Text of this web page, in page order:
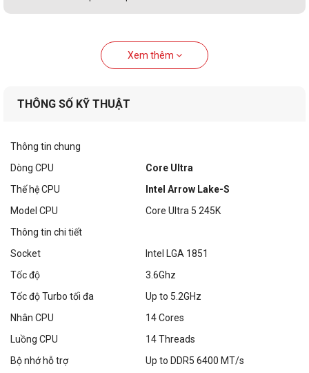
Xem thêm
THÔNG SỐ KỸ THUẬT
Thông tin chung
Dòng CPU
Core Ultra
Thế hệ CPU
Intel Arrow Lake-S
Model CPU
Core Ultra 5 245K
Thông tin chi tiết
Socket
Intel LGA 1851
Tốc độ
3.6Ghz
Tốc độ Turbo tối đa
Up to 5.2GHz
Nhân CPU
14 Cores
Luồng CPU
14 Threads
Bộ nhớ hỗ trợ
Up to DDR5 6400 MT/s